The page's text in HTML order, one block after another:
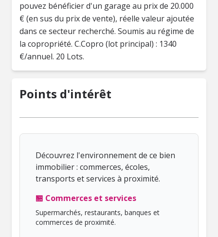
pouvez bénéficier d'un garage au prix de 20.000
€ (en sus du prix de vente), réelle valeur ajoutée
dans ce secteur recherché. Soumis au régime de
la copropriété. C.Copro (lot principal) : 1340
€/annuel. 20 Lots.
Points d'intérêt
Découvrez l'environnement de ce bien
immobilier : commerces, écoles,
transports et services à proximité.
🏪 Commerces et services
Supermarchés, restaurants, banques et
commerces de proximité.